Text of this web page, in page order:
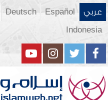
عربي Español
Deutsch
Indonesia